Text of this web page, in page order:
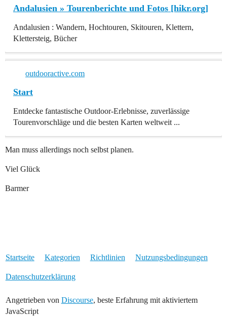
Andalusien » Tourenberichte und Fotos [hikr.org]
Andalusien : Wandern, Hochtouren, Skitouren, Klettern,
Klettersteig, Bücher
outdooractive.com
Start
Entdecke fantastische Outdoor-Erlebnisse, zuverlässige
Tourenvorschläge und die besten Karten weltweit ...
Man muss allerdings noch selbst planen.
Viel Glück
Barmer
Startseite Kategorien Richtlinien Nutzungsbedingungen
Datenschutzerklärung
Angetrieben von Discourse, beste Erfahrung mit aktiviertem
JavaScript